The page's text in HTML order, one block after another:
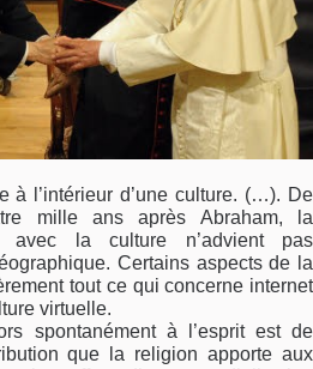
à l’intérieur d’une culture. (…). De
mille ans après Abraham, la
avec la culture n’advient pas
Certains aspects de la
tout ce qui concerne internet
virtuelle.
spontanément à l’esprit est de
que la religion apporte aux